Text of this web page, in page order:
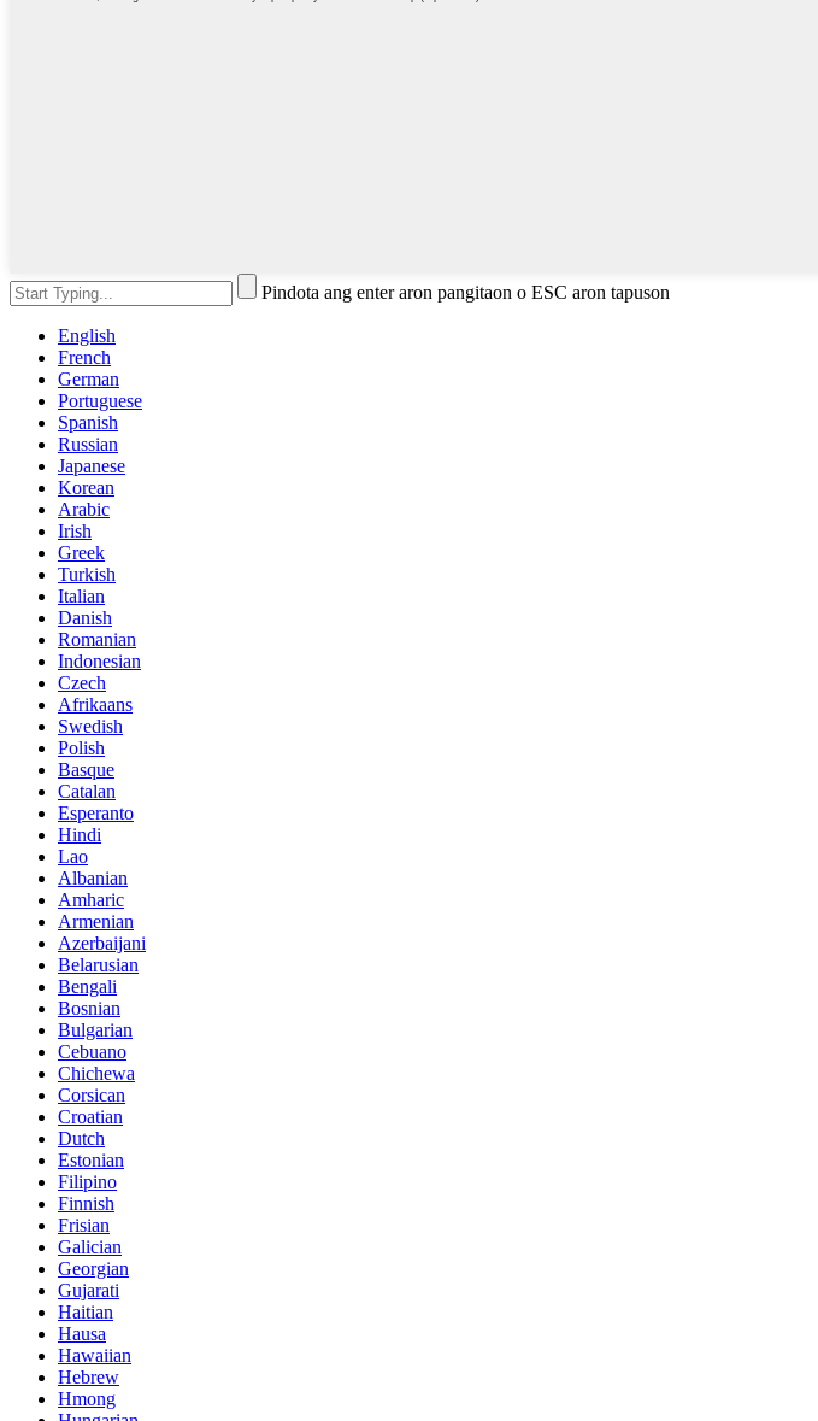
Pindota ang enter aron pangitaon o ESC aron tapuson
English
French
German
Portuguese
Spanish
Russian
Japanese
Korean
Arabic
Irish
Greek
Turkish
Italian
Danish
Romanian
Indonesian
Czech
Afrikaans
Swedish
Polish
Basque
Catalan
Esperanto
Hindi
Lao
Albanian
Amharic
Armenian
Azerbaijani
Belarusian
Bengali
Bosnian
Bulgarian
Cebuano
Chichewa
Corsican
Croatian
Dutch
Estonian
Filipino
Finnish
Frisian
Galician
Georgian
Gujarati
Haitian
Hausa
Hawaiian
Hebrew
Hmong